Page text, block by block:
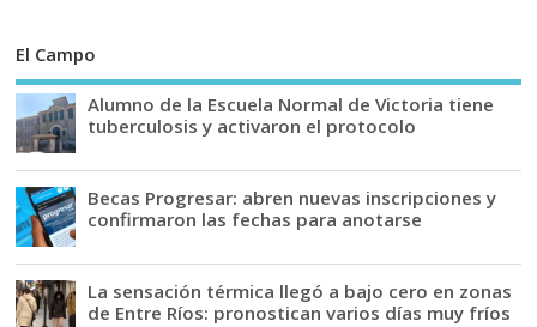
El Campo
Alumno de la Escuela Normal de Victoria tiene
tuberculosis y activaron el protocolo
Becas Progresar: abren nuevas inscripciones y
confirmaron las fechas para anotarse
La sensación térmica llegó a bajo cero en zonas
de Entre Ríos: pronostican varios días muy fríos